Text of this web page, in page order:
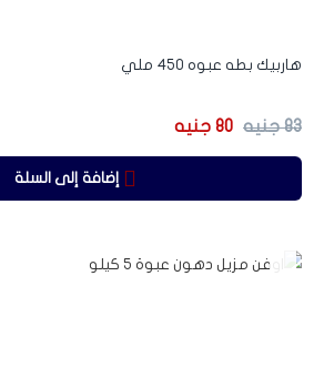
هاربيك بطه عبوه 450 ملي
83 جنيه 80 جنيه
إضافة إلى السلة